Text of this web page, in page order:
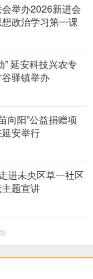
村农家米”书写稻
记酸菜鸡 固守餐
作品展”在延安
治守青绿——宜川
延州声——延州槐
师八载 敲响非遗
记陕西省“先进基
塔区民众剧团巡
北安市开展端午主
文明实践暖丹州
举办2026新进会
政治学习第一课
” 延安科技兴农专
驿镇举办
向阳”公益捐赠项
安举行
进未央区草一社区
题宣讲